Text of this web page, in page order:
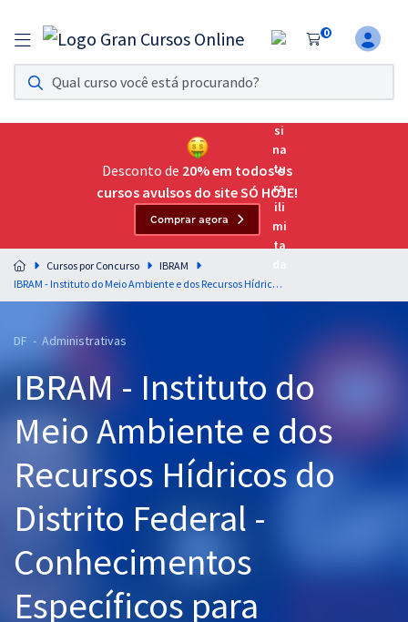
0
Assinatura Ilimitada 11
Acesso a todos os cursos. Teste grátis por 7 dias!
Assinatura OAB Até Passar
Acesso ilimitado a toda preparação para o Exame da
Residências Multiprofissionais
Preparação completa e intensiva para as principais
residências em saúde do Brasil
Cursos 20% OFF
Pós
Graduação
OAB
Mentorias
Questões grátis
Desconto de 20% em todos os
cursos avulsos do site SÓ HOJE!
Comprar agora
Cursos por Concurso
IBRAM
IBRAM - Instituto do Meio Ambiente e dos Recursos Hídricos do Distrito Federal - Conhecimentos Específicos para Agente Administrativo
DF - Administrativas
IBRAM - Instituto do
Meio Ambiente e dos
Recursos Hídricos do
Distrito Federal -
Conhecimentos
Específicos para